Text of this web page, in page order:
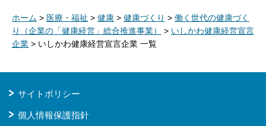
ホーム > 医療・福祉 > 健康 > 健康づくり > 働く世代の健康づく
り（企業の「健康経営」総合推進事業）
> いしかわ健康経営宣言
企業 > いしかわ健康経営宣言企業 一覧
サイトポリシー
個人情報保護指針